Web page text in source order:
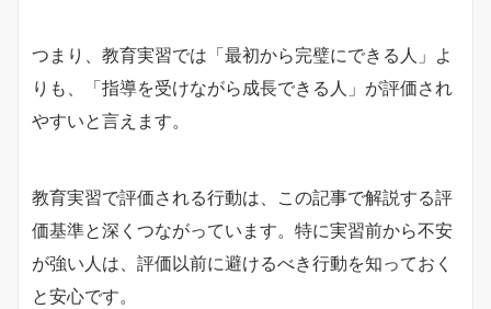
つまり、教育実習では「最初から完璧にできる人」よ
りも、「指導を受けながら成長できる人」が評価され
やすいと言えます。
教育実習で評価される行動は、この記事で解説する評
価基準と深くつながっています。特に実習前から不安
が強い人は、評価以前に避けるべき行動を知っておく
と安心です。